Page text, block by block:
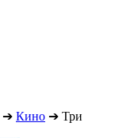
➔ Кино ➔ Три